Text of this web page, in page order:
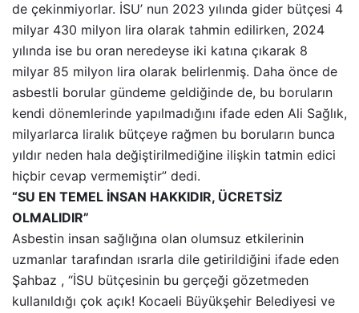
de çekinmiyorlar. İSU’ nun 2023 yılında gider bütçesi 4
milyar 430 milyon lira olarak tahmin edilirken, 2024
yılında ise bu oran neredeyse iki katına çıkarak 8
milyar 85 milyon lira olarak belirlenmiş. Daha önce de
asbestli borular gündeme geldiğinde de, bu boruların
kendi dönemlerinde yapılmadığını ifade eden Ali Sağlık,
milyarlarca liralık bütçeye rağmen bu boruların bunca
yıldır neden hala değiştirilmediğine ilişkin tatmin edici
hiçbir cevap vermemiştir” dedi.
“SU EN TEMEL İNSAN HAKKIDIR, ÜCRETSİZ
OLMALIDIR”
Asbestin insan sağlığına olan olumsuz etkilerinin
uzmanlar tarafından ısrarla dile getirildiğini ifade eden
Şahbaz , “İSU bütçesinin bu gerçeği gözetmeden
kullanıldığı çok açık! Kocaeli Büyükşehir Belediyesi ve